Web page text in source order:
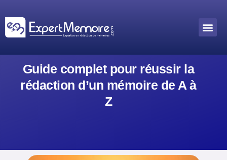
au
contenu
Guide complet pour réussir la
rédaction d’un mémoire de A à
Z